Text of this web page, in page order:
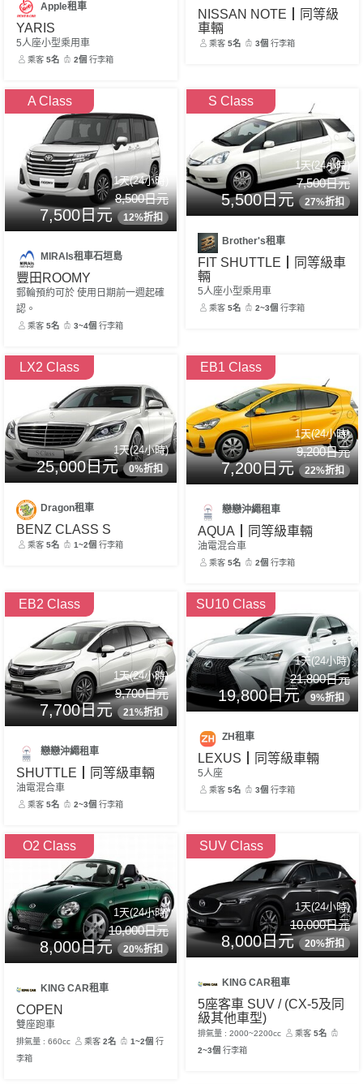
Apple租車
YARIS
5人座小型乘用車
乘客5名 2個 行李箱
NISSAN NOTE┃同等級
車輛
乘客5名 3個 行李箱
A Class
1天(24小時)
8,500日元
7,500日元 12%折扣
MIRAIs租車石垣島
豐田ROOMY
郵輪預約可於 使用日期前一週起確
認。
乘客5名 3~4個 行李箱
S Class
1天(24小時)
7,500日元
5,500日元 27%折扣
Brother's租車
FIT SHUTTLE┃同等級車
輛
5人座小型乘用車
乘客5名 2~3個 行李箱
LX2 Class
1天(24小時)
25,000日元 0%折扣
Dragon租車
BENZ CLASS S
乘客5名 1~2個 行李箱
EB1 Class
1天(24小時)
9,200日元
7,200日元 22%折扣
戀戀沖繩租車
AQUA┃同等級車輛
油電混合車
乘客5名 2個 行李箱
EB2 Class
1天(24小時)
9,700日元
7,700日元 21%折扣
戀戀沖繩租車
SHUTTLE┃同等級車輛
油電混合車
乘客5名 2~3個 行李箱
SU10 Class
1天(24小時)
21,800日元
19,800日元 9%折扣
ZH租車
LEXUS┃同等級車輛
5人座
乘客5名 3個 行李箱
O2 Class
1天(24小時)
10,000日元
8,000日元 20%折扣
KING CAR租車
COPEN
雙座跑車
排氣量 : 660cc 乘客2名 1~2個 行
李箱
SUV Class
1天(24小時)
10,000日元
8,000日元 20%折扣
KING CAR租車
5座客車 SUV / (CX-5及同
級其他車型)
排氣量 : 2000~2200cc 乘客5名
2~3個 行李箱